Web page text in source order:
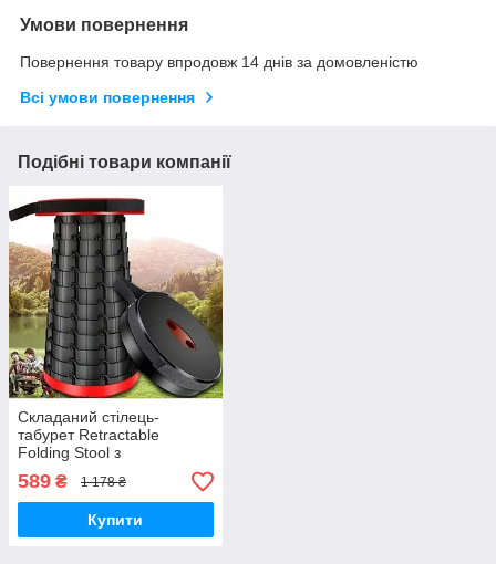
Умови повернення
Повернення товару впродовж 14 днів за домовленістю
Всі умови повернення
Подібні товари компанії
Складаний стілець-
табурет Retractable
Folding Stool з
регулюванням висоти -
компактний помічник для
риболовлі і кемпінгу
589 ₴ 1 178 ₴
Купити